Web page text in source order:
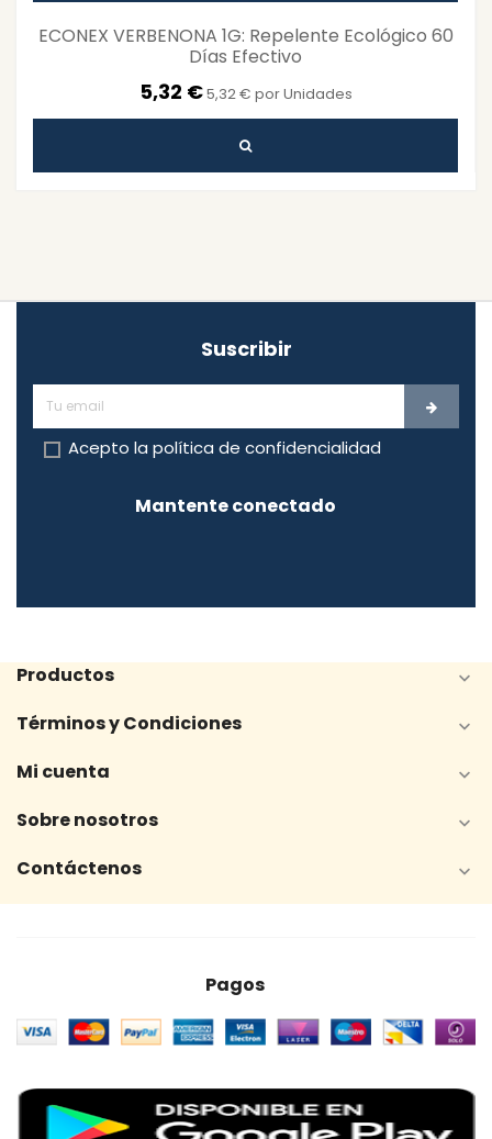
ECONEX VERBENONA 1G: Repelente Ecológico 60
Días Efectivo
5,32 €5,32 € por Unidades
Suscribir
Acepto la política de confidencialidad
Mantente conectado
Productos 
Términos y Condiciones 
Mi cuenta 
Sobre nosotros 
Contáctenos 
Pagos